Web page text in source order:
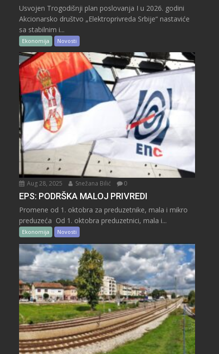
Usvojen Trogodišnji plan poslovanja I u 2026. godini
Akcionarsko društvo „Elektroprivreda Srbije“ nastaviće
sa stabilnim i...
Ekonomija Novosti
Aug 28, 2025 Snežana Bilić 0
EPS: PODRŠKA MALOJ PRIVREDI
Promene od 1. oktobra za preduzetnike, mala i mikro
preduzeća Od 1. oktobra preduzetnici, mala i...
Ekonomija Novosti